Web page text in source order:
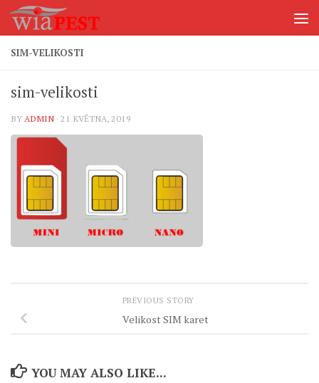
Skip to content
SIM-VELIKOSTI
sim-velikosti
BY ADMIN · 21 KVĚTNA, 2019
PREVIOUS STORY
Velikost SIM karet
YOU MAY ALSO LIKE...